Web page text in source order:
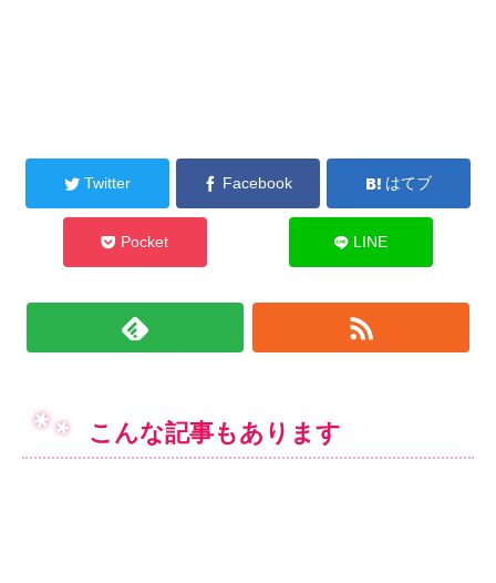
Twitter Facebook はてブ
Pocket LINE
こんな記事もあります